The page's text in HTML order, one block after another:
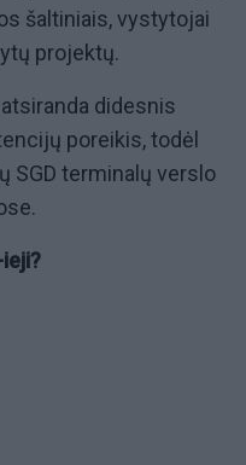
šaltiniais, vystytojai
projektų.
didesnis
poreikis, todėl
SGD terminalų verslo